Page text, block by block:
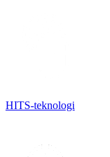
HITS-teknologi